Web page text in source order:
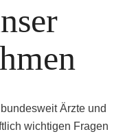
Ärzte und
wichtigen Fragen